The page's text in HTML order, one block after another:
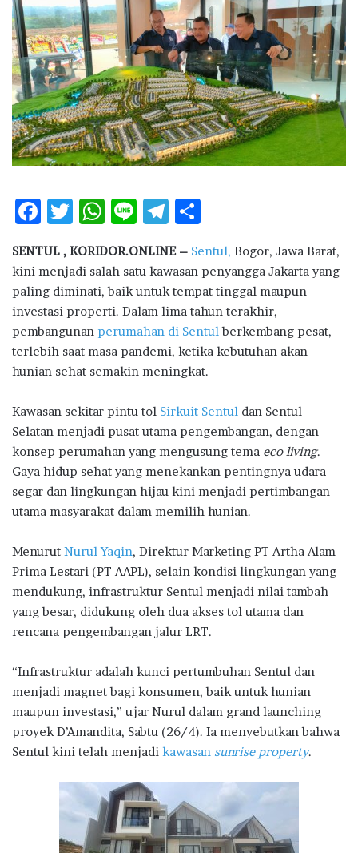
a
n
e
m
a
i
l
F
e
b
o
o
k
T
it
te
r
W
at
s
A
p
p
Li
e
T
e
g
ra
m
ar
e
SENTUL , KORIDOR.ONLINE – Sentul, Bogor, Jawa Barat,
kini menjadi salah satu kawasan penyangga Jakarta yang
paling diminati, baik untuk tempat tinggal maupun
investasi properti. Dalam lima tahun terakhir,
pembangunan perumahan di Sentulberkembang pesat,
terlebih saat masa pandemi, ketika kebutuhan akan
hunian sehat semakin meningkat.
Kawasan sekitar pintu tol Sirkuit Sentul dan Sentul
Selatan menjadi pusat utama pengembangan, dengan
konsep perumahan yang mengusung tema eco living.
Gaya hidup sehat yang menekankan pentingnya udara
segar dan lingkungan hijau kini menjadi pertimbangan
utama masyarakat dalam memilih hunian.
Menurut Nurul Yaqin, Direktur Marketing PT Artha Alam
Prima Lestari (PT AAPL), selain kondisi lingkungan yang
mendukung, infrastruktur Sentul menjadi nilai tambah
yang besar, didukung oleh dua akses tol utama dan
rencana pengembangan jalur LRT.
“Infrastruktur adalah kunci pertumbuhan Sentul dan
menjadi magnet bagi konsumen, baik untuk hunian
maupun investasi,” ujar Nurul dalam grand launching
proyek D’Amandita, Sabtu (26/4). Ia menyebutkan bahwa
Sentul kini telah menjadi kawasan sunrise property.